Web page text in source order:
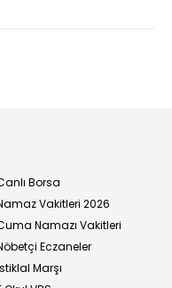
Borsa
Vakitleri 2026
Namazı Vakitleri
Eczaneler
Marşı